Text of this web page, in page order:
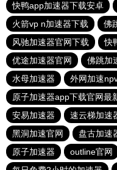
快鸭app加速器下载安卓
火箭vp n加速器下载
佛
风驰加速器官网下载
快
优途加速器官网
佛跳加
水母加速器
外网加速
原子加速器app下载官网最
安易加速器
速云梯加速
黑洞加速官网
盘古加速
原子加速器
outline官网